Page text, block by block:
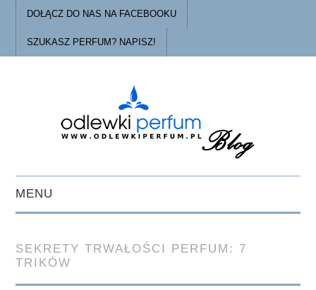
DOŁĄCZ DO NAS NA FACEBOOKU
SZUKASZ PERFUM? NAPISZ!
MENU
PORADY
SEKRETY TRWAŁOŚCI PERFUM: 7
TRIKÓW